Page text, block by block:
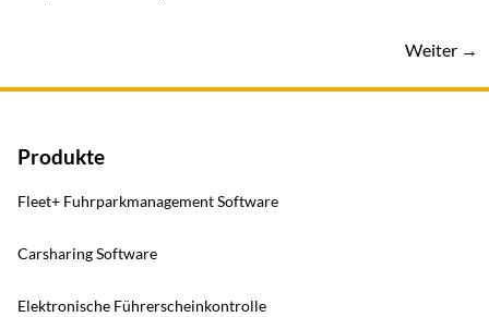
Weiter →
Produkte
Fleet+ Fuhrparkmanagement Software
Carsharing Software
Elektronische Führerscheinkontrolle